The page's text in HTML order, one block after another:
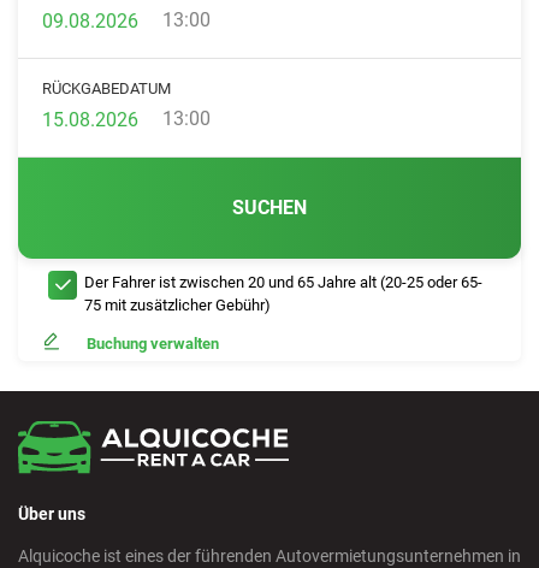
13:00
RÜCKGABEDATUM
13:00
SUCHEN
Der Fahrer ist zwischen 20 und 65 Jahre alt (20-25 oder 65-
75 mit zusätzlicher Gebühr)
Buchung verwalten
Über uns
Alquicoche ist eines der führenden Autovermietungsunternehmen in